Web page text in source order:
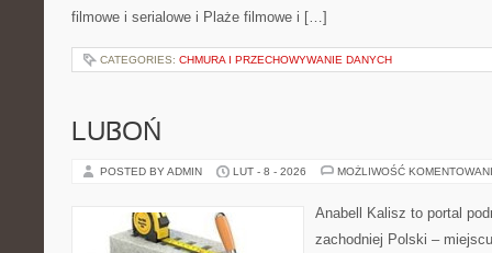
filmowe i serialowe i Plaże filmowe i […]
CATEGORIES: CHMURA I PRZECHOWYWANIE DANYCH
LUBOŃ
POSTED BY ADMIN LUT - 8 - 2026 MOŻLIWOŚĆ
Anabell Kalisz to portal
zachodniej Polski –